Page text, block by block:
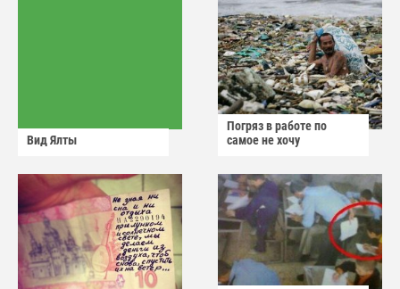
Вид Ялты
Погряз в работе по
самое не хочу